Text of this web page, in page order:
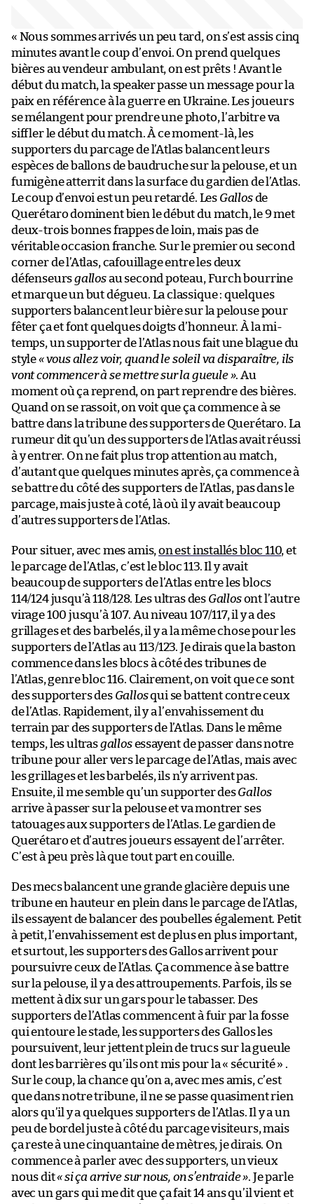
« Nous sommes arrivés un peu tard, on s’est assis cinq
minutes avant le coup d’envoi. On prend quelques
bières au vendeur ambulant, on est prêts ! Avant le
début du match, la speaker passe un message pour la
paix en référence à la guerre en Ukraine. Les joueurs
se mélangent pour prendre une photo, l’arbitre va
siffler le début du match. À ce moment-là, les
supporters du parcage de l’Atlas balancent leurs
espèces de ballons de baudruche sur la pelouse, et un
fumigène atterrit dans la surface du gardien de l’Atlas.
Le coup d’envoi est un peu retardé. Les Gallosde
Querétaro dominent bien le début du match, le 9 met
deux-trois bonnes frappes de loin, mais pas de
véritable occasion franche. Sur le premier ou second
corner de l’Atlas, cafouillage entre les deux
défenseursgallosau second poteau, Furch bourrine
et marque un but dégueu. La classique : quelques
supporters balancent leur bière sur la pelouse pour
fêter ça et font quelques doigts d’honneur. À la mi-
temps, un supporter de l’Atlas nous fait une blague du
style« vous allez voir, quand le soleil va disparaître, ils
vont commencer à se mettre sur la gueule ». Au
moment où ça reprend, on part reprendre des bières.
Quand on se rassoit, on voit que ça commence à se
battre dans la tribune des supporters de Querétaro. La
rumeur dit qu’un des supporters de l’Atlas avait réussi
à y entrer. On ne fait plus trop attention au match,
d’autant que quelques minutes après, ça commence à
se battre du côté des supporters de l’Atlas, pas dans le
parcage, mais juste à coté, là où il y avait beaucoup
d’autres supporters de l’Atlas.
Pour situer, avec mes amis, on est installés bloc 110, et
le parcage de l’Atlas, c’est le bloc 113. Il y avait
beaucoup de supporters de l’Atlas entre les blocs
114/124 jusqu’à 118/128. Les ultras des Gallosont l’autre
virage 100 jusqu’à 107. Au niveau 107/117, il y a des
grillages et des barbelés, il y a la même chose pour les
supporters de l’Atlas au 113/123. Je dirais que la baston
commence dans les blocs à côté des tribunes de
l’Atlas, genre bloc 116. Clairement, on voit que ce sont
des supporters des Gallosqui se battent contre ceux
de l’Atlas. Rapidement, il y a l’envahissement du
terrain par des supporters de l’Atlas. Dans le même
temps, les ultrasgallosessayent de passer dans notre
tribune pour aller vers le parcage de l’Atlas, mais avec
les grillages et les barbelés, ils n’y arrivent pas.
Ensuite, il me semble qu’un supporter desGallos
arrive à passer sur la pelouse et va montrer ses
tatouages aux supporters de l’Atlas. Le gardien de
Querétaro et d’autres joueurs essayent de l’arrêter.
C’est à peu près là que tout part en couille.
Des mecs balancent une grande glacière depuis une
tribune en hauteur en plein dans le parcage de l’Atlas,
ils essayent de balancer des poubelles également. Petit
à petit, l’envahissement est de plus en plus important,
et surtout, les supporters des Gallos arrivent pour
poursuivre ceux de l’Atlas. Ça commence à se battre
sur la pelouse, il y a des attroupements. Parfois, ils se
mettent à dix sur un gars pour le tabasser. Des
supporters de l’Atlas commencent à fuir par la fosse
qui entoure le stade, les supporters des Gallos les
poursuivent, leur jettent plein de trucs sur la gueule
dont les barrières qu’ils ont mis pour la « sécurité » .
Sur le coup, la chance qu’on a, avec mes amis, c’est
que dans notre tribune, il ne se passe quasiment rien
alors qu’il y a quelques supporters de l’Atlas. Il y a un
peu de bordel juste à côté du parcage visiteurs, mais
ça reste à une cinquantaine de mètres, je dirais. On
commence à parler avec des supporters, un vieux
nous dit« si ça arrive sur nous, on s’entraide ». Je parle
avec un gars qui me dit que ça fait 14 ans qu’il vient et